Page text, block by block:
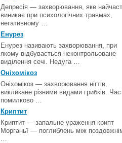
Депресія — захворювання, яке
виникає при психологічних травмах,
негативному …
Енурез
Енурез називають захворювання, при
якому відбувається неконтрольоване
виділення сечі. Недуга …
Оніхомікоз
Оніхомікоз — захворювання нігтів,
викликане різними видами грибків.
помилково …
Криптит
Криптит — запальне ураження крипт
Морганьї — поглиблень між
…